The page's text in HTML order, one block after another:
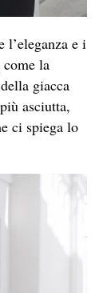
l’eleganza e i
la
giacca
asciutta,
ci spiega lo